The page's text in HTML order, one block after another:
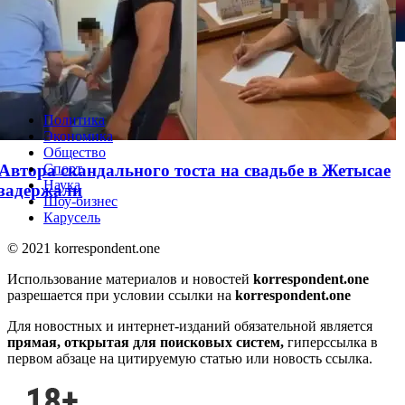
решил одну из самых раздражающих
скандального тоста на свадьбе в Жетысае
Политика
Экономика
Общество
Спорт
Наука
Шоу-бизнес
Карусель
© 2021 korrespondent.one
Использование материалов и новостей korrespondent.one
разрешается при условии ссылки на korrespondent.one
Для новостных и интернет-изданий обязательной является
прямая, открытая для поисковых систем, гиперссылка в
первом абзаце на цитируемую статью или новость ссылка.